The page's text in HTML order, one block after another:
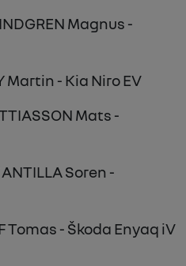
Magnus -
Martin - Kia Niro EV
Mats -
Soren -
Tomas - Škoda Enyaq iV